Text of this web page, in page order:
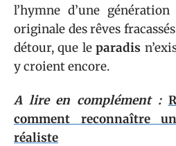
l’hymne d’une génération
originale des rêves
détour, que leparadis
y croient encore.
A lire en complément :
comment reconnaître
réaliste